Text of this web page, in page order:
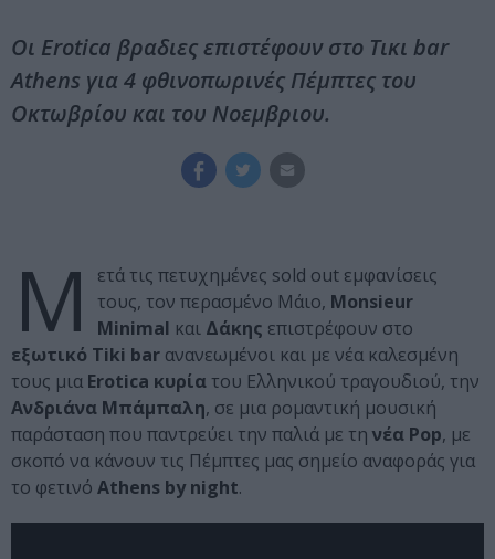
Οι Erotica βραδιες επιστέφουν στο Τικι bar
Αthens για 4 φθινοπωρινές Πέμπτες του
Οκτωβρίου και του Νοεμβριου.
Μ
ετά τις πετυχημένες sold out εμφανίσεις
τους, τον περασμένο Μάιο, Monsieur
Minimal και Δάκης επιστρέφουν στο
εξωτικό Tiki bar ανανεωμένοι και με νέα καλεσμένη
τους μια Erotica κυρία του Ελληνικού τραγουδιού, την
Ανδριάνα Μπάμπαλη, σε μια ρομαντική μουσική
παράσταση που παντρεύει την παλιά με τη νέα Pop, με
σκοπό να κάνουν τις Πέμπτες μας σημείο αναφοράς για
το φετινό Athens by night.